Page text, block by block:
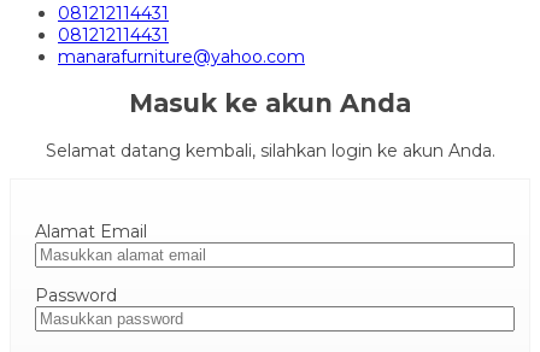
081212114431
081212114431
manarafurniture@yahoo.com
Masuk ke akun Anda
Selamat datang kembali, silahkan login ke akun Anda.
Alamat Email
Password